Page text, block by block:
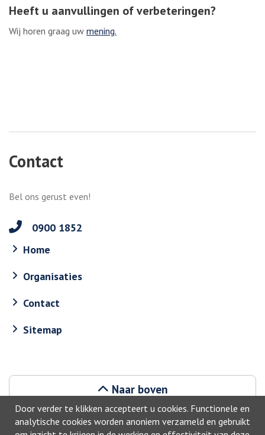
Door verder te klikken accepteert u cookies. Functionele en
analytische cookies worden anoniem verzameld en gebruikt
Heeft u aanvullingen of verbeteringen?
Wij horen graag uw mening.
Contact
Bel ons gerust even!
0900 1852
Home
Organisaties
Contact
Sitemap
Naar boven